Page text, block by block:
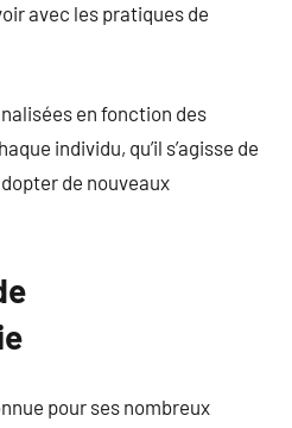
avec les pratiques de
en fonction des
individu, qu’il s’agisse de
de nouveaux
pour ses nombreux